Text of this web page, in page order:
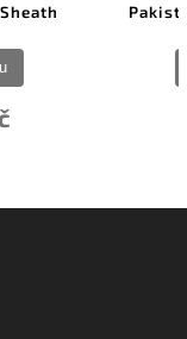
Brown Leather
398 Kč